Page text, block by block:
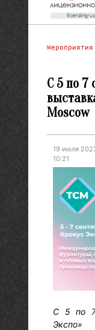
С 5 по 7
Moscow
19 июля
10:21
С 5 по 7